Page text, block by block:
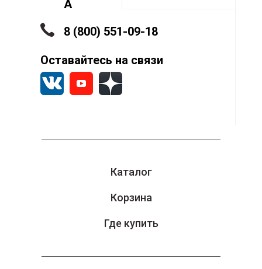
Каталог
Корзина
Где купить
А
8 (800) 551-09-18
Оставайтесь на связи